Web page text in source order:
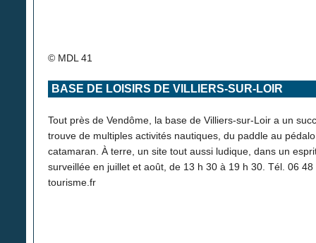
© MDL 41
BASE DE LOISIRS DE VILLIERS-SUR-LOIR
Tout près de Vendôme, la base de Villiers-sur-Loir a un
trouve de multiples activités nautiques, du paddle au
catamaran. À terre, un site tout aussi ludique, dans un
surveillée en juillet et août, de 13 h 30 à 19 h 30. Tél. 06
tourisme.fr